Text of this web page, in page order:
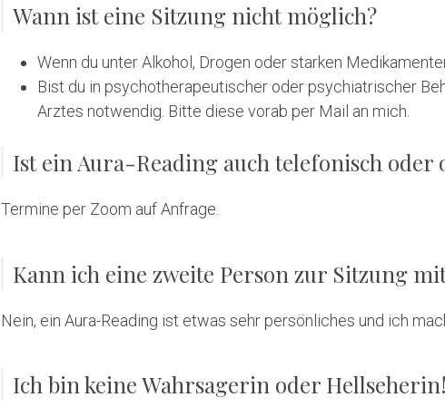
Wann ist eine Sitzung nicht möglich?
Wenn du unter Alkohol, Drogen oder starken
Bist du in psychotherapeutischer oder psychiatrischer
Arztes notwendig. Bitte diese vorab per Mail an mich.
Ist ein Aura-Reading auch telefonisch oder
Termine per Zoom auf Anfrage.
Kann ich eine zweite Person zur Sitzung
Nein, ein Aura-Reading ist etwas sehr persönliches und ich
Ich bin keine Wahrsagerin oder Hellseherin!